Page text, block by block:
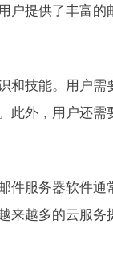
户提供了丰富的
技能。用户需
此外，用户还需
件服务器软件通
来越多的云服务